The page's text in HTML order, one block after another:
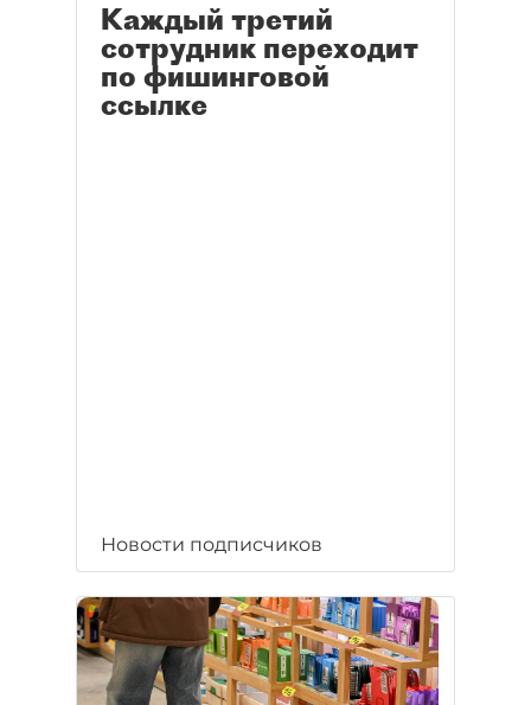
Каждый третий
сотрудник переходит
по фишинговой
ссылке
Новости подписчиков